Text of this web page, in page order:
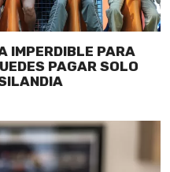
IMPERDIBLE PARA
PAGAR SOLO